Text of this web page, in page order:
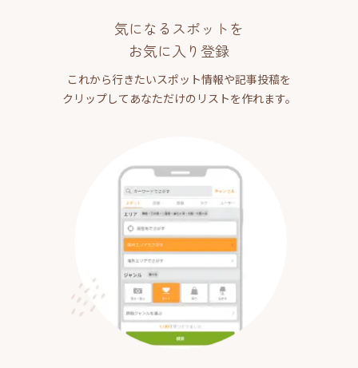
気になるスポットを
お気に入り登録
これから行きたいスポット情報や記事投稿を
クリップしてあなただけのリストを作れます。